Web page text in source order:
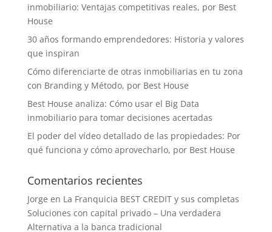
inmobiliario: Ventajas competitivas reales, por Best
House
30 años formando emprendedores: Historia y valores
que inspiran
Cómo diferenciarte de otras inmobiliarias en tu zona
con Branding y Método, por Best House
Best House analiza: Cómo usar el Big Data
inmobiliario para tomar decisiones acertadas
El poder del vídeo detallado de las propiedades: Por
qué funciona y cómo aprovecharlo, por Best House
Comentarios recientes
Jorge en La Franquicia BEST CREDIT y sus completas
Soluciones con capital privado – Una verdadera
Alternativa a la banca tradicional